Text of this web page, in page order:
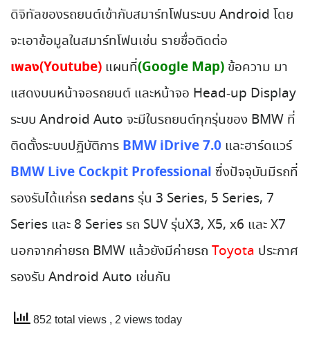
ดิจิทัลของรถยนต์เข้ากับสมาร์ทโฟนระบบ Android โดย
จะเอาข้อมูลในสมาร์ทโฟนเช่น รายชื่อติดต่อ
เพลง(Youtube) แผนที่(Google Map) ข้อความ มา
แสดงบนหน้าจอรถยนต์ และหน้าจอ Head-up Display
ระบบ Android Auto จะมีในรถยนต์ทุกรุ่นของ BMW ที่
ติดตั้งระบบปฏิบัติการ BMW iDrive 7.0 และฮาร์ดแวร์
BMW Live Cockpit Professional ซึ่งปัจจุบันมีรถที่
รองรับได้แก่รถ sedans รุ่น 3 Series, 5 Series, 7
Series และ 8 Series รถ SUV รุ่นX3, X5, x6 และ X7
นอกจากค่ายรถ BMW แล้วยังมีค่ายรถ Toyota ประกาศ
รองรับ Android Auto เช่นกัน
852 total views , 2 views today